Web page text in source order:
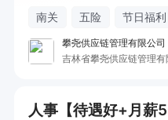
南关 五险 节日福利
攀尧供应链管理有限公司
吉林省攀尧供应链管理有
人事【待遇好+月薪